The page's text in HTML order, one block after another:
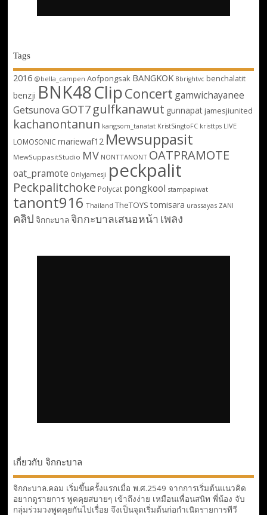
Tags
2016 @bella_campen Aofpongsak BANGKOK Bbrightvc benchalatit
benzji BNK48ClipConcert gamwichayanee
Getsunova GOT7 gulfkanawut gunnapat jamesjiunited
kachanontanun kangsom_tanatat KristSingtoFC kristtps LIVE
LOMOSONIC mariewaf12 Mewsuppasit
MewSuppasitStudio MV NONTTANONT OATPRAMOTE
oat_pramote Onlyjamesji peckpalit
Peckpalitchoke Polycat pongkool stampapiwat
tanont916 Thailand TheTOYS tomisara urassayas ZANI
คลิป จิกกะบาลจิกกะบาลเสนอหน้า เพลง
เกี่ยวกับ จิกกะบาล
จิกกะบาล.คอม เริ่มขึ้นครั้งแรกเมื่อ พ.ศ.2549 จากการเริ่มต้นแนวคิด
อยากดูรายการ พูดคุยสบายๆ เข้าถึงง่าย เหมือนเพื่อนสนิท พี่น้อง จับ
กลุ่มร่วมวงพูดคุยกันไปเรื่อย จึงเป็นจุดเริ่มต้นก่อกำเนิดรายการทีวี